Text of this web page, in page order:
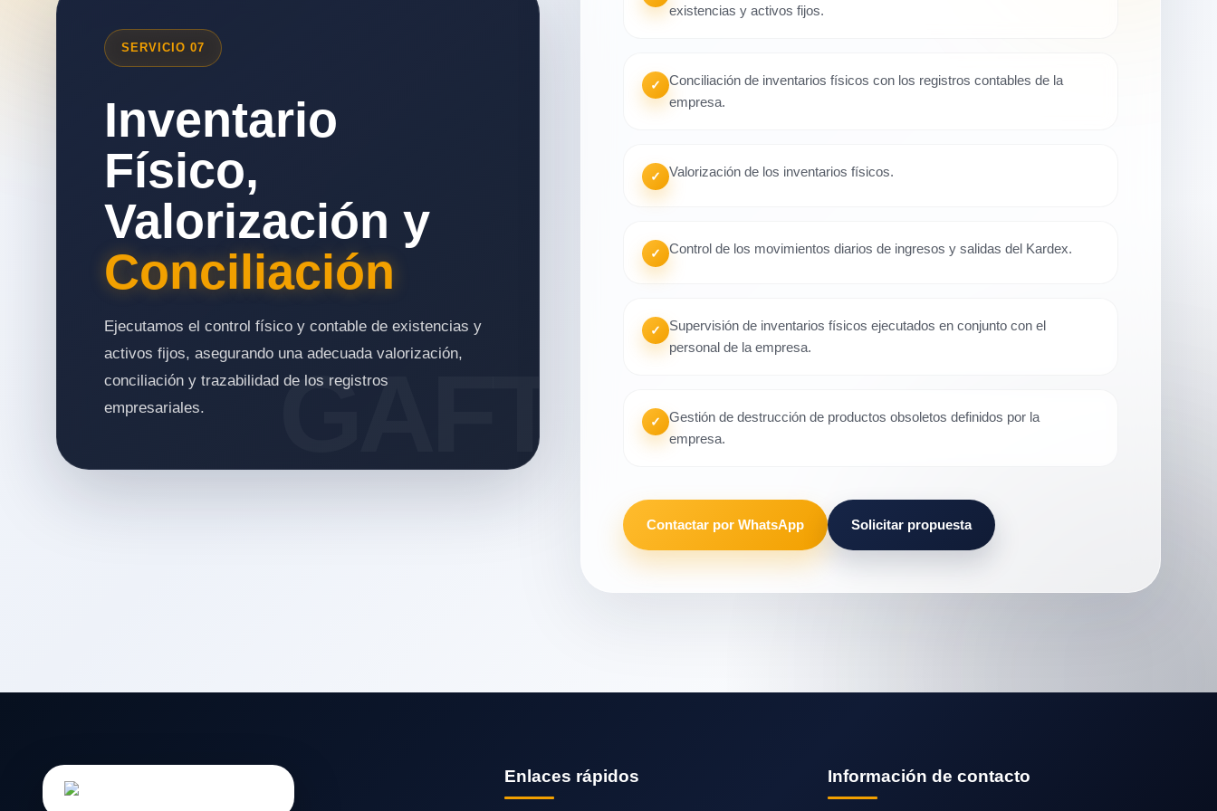
SERVICIO 07
Inventario
Físico,
Valorización y
Conciliación
Ejecutamos el control físico y contable de existencias y
activos fijos, asegurando una adecuada valorización,
conciliación y trazabilidad de los registros
empresariales.
existencias y activos fijos.
✓
Conciliación de inventarios físicos con los registros contables de la
empresa.
✓ Valorización de los inventarios físicos.
✓ Control de los movimientos diarios de ingresos y salidas del Kardex.
✓
Supervisión de inventarios físicos ejecutados en conjunto con el
personal de la empresa.
✓
Gestión de destrucción de productos obsoletos definidos por la
empresa.
Contactar por WhatsApp Solicitar propuesta
Enlaces rápidos Información de contacto